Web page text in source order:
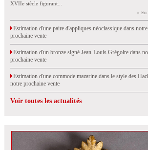
XVIIe siècle figurant...
» En
Estimation d'une paire d'appliques néoclassique dans notre
prochaine vente
Estimation d'un bronze signé Jean-Louis Grégoire dans
prochaine vente
Estimation d'une commode mazarine dans le style des
notre prochaine vente
Voir toutes les actualités